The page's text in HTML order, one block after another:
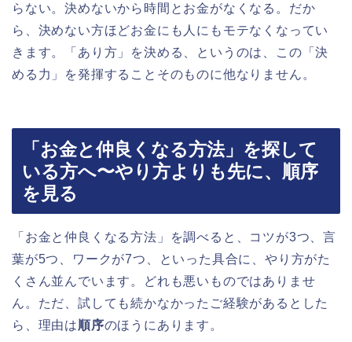
らない。決めないから時間とお金がなくなる。だか
ら、決めない方ほどお金にも人にもモテなくなってい
きます。「あり方」を決める、というのは、この「決
める力」を発揮することそのものに他なりません。
「お金と仲良くなる方法」を探して
いる方へ〜やり方よりも先に、順序
を見る
「お金と仲良くなる方法」を調べると、コツが3つ、言
葉が5つ、ワークが7つ、といった具合に、やり方がた
くさん並んでいます。どれも悪いものではありませ
ん。ただ、試しても続かなかったご経験があるとした
ら、理由は順序のほうにあります。